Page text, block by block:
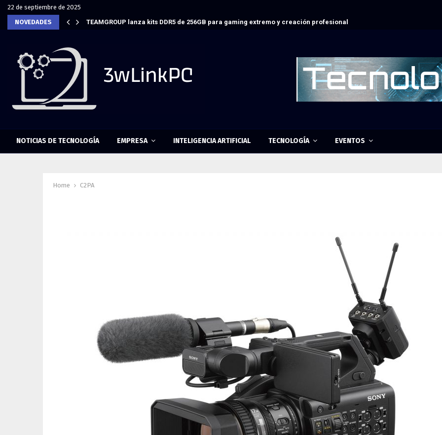
22 de septiembre de 2025
NOVEDADES
TEAMGROUP lanza kits DDR5 de 256GB para gaming extremo y creación profesional
NOTICIAS DE TECNOLOGÍA EMPRESA INTELIGENCIA ARTIFICIAL TECNOLOGÍA EVENTOS
Home C2PA